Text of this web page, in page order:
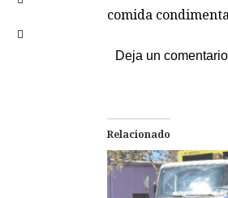
comida
Deja un comentario
Relacionado